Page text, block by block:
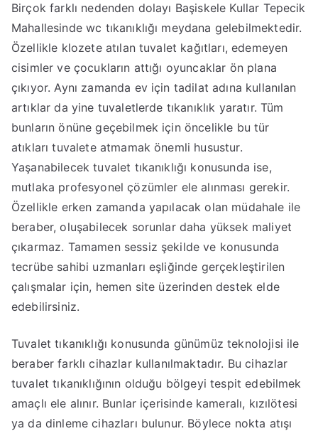
Birçok farklı nedenden dolayı Başiskele Kullar Tepecik
Mahallesinde wc tıkanıklığı meydana gelebilmektedir.
Özellikle klozete atılan tuvalet kağıtları, edemeyen
cisimler ve çocukların attığı oyuncaklar ön plana
çıkıyor. Aynı zamanda ev için tadilat adına kullanılan
artıklar da yine tuvaletlerde tıkanıklık yaratır. Tüm
bunların önüne geçebilmek için öncelikle bu tür
atıkları tuvalete atmamak önemli husustur.
Yaşanabilecek tuvalet tıkanıklığı konusunda ise,
mutlaka profesyonel çözümler ele alınması gerekir.
Özellikle erken zamanda yapılacak olan müdahale ile
beraber, oluşabilecek sorunlar daha yüksek maliyet
çıkarmaz. Tamamen sessiz şekilde ve konusunda
tecrübe sahibi uzmanları eşliğinde gerçekleştirilen
çalışmalar için, hemen site üzerinden destek elde
edebilirsiniz.
Tuvalet tıkanıklığı konusunda günümüz teknolojisi ile
beraber farklı cihazlar kullanılmaktadır. Bu cihazlar
tuvalet tıkanıklığının olduğu bölgeyi tespit edebilmek
amaçlı ele alınır. Bunlar içerisinde kameralı, kızılötesi
ya da dinleme cihazları bulunur. Böylece nokta atışı